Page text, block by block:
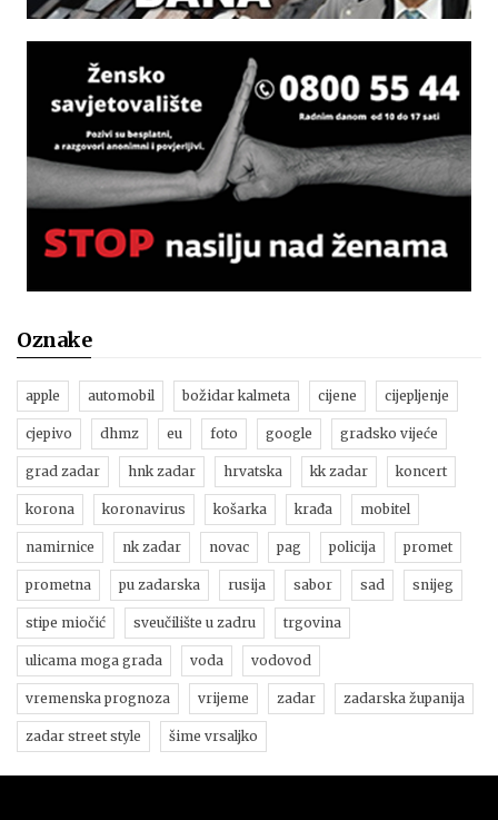
Oznake
apple automobil božidar kalmeta cijene cijepljenje
cjepivo dhmz eu foto google gradsko vijeće
grad zadar hnk zadar hrvatska kk zadar koncert
korona koronavirus košarka krađa mobitel
namirnice nk zadar novac pag policija promet
prometna pu zadarska rusija sabor sad snijeg
stipe miočić sveučilište u zadru trgovina
ulicama moga grada voda vodovod
vremenska prognoza vrijeme zadar zadarska županija
zadar street style šime vrsaljko